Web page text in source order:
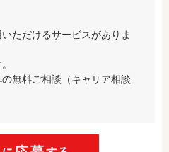
ただけるサービスがありま
無料ご相談（キャリア相談